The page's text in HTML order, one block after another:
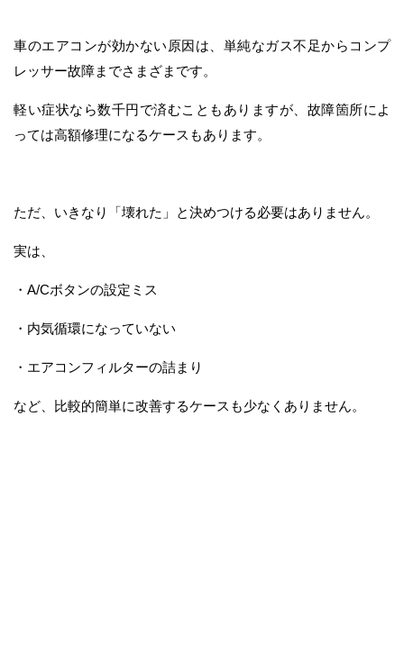
車のエアコンが効かない原因は、単純なガス不足からコンプ
レッサー故障までさまざまです。
軽い症状なら数千円で済むこともありますが、故障箇所によ
っては高額修理になるケースもあります。
ただ、いきなり「壊れた」と決めつける必要はありません。
実は、
・A/Cボタンの設定ミス
・内気循環になっていない
・エアコンフィルターの詰まり
など、比較的簡単に改善するケースも少なくありません。